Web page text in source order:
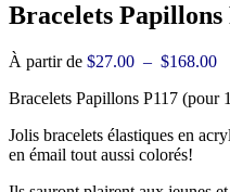
Bracelets Papillons
À partir de $27.00 – $168.00
à
Bracelets Papillons P117 (pour
Jolis bracelets élastiques en
en émail tout aussi colorés!